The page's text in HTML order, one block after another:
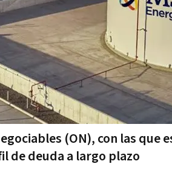
(ON), con las que
de deuda a largo plazo